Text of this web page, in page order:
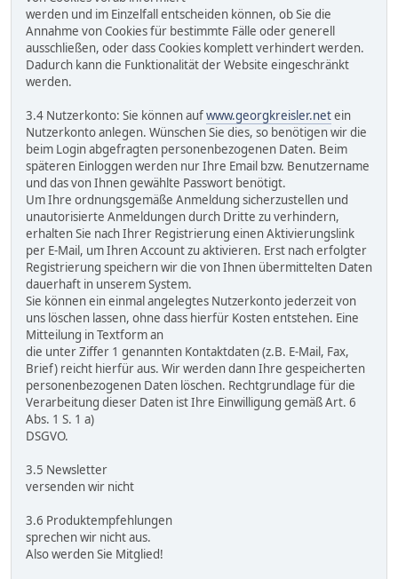
werden und im Einzelfall entscheiden können, ob Sie die
Annahme von Cookies für bestimmte Fälle oder generell
ausschließen, oder dass Cookies komplett verhindert werden.
Dadurch kann die Funktionalität der Website eingeschränkt
werden.
3.4 Nutzerkonto: Sie können aufwww.georgkreisler.netein
Nutzerkonto anlegen. Wünschen Sie dies, so benötigen wir die
beim Login abgefragten personenbezogenen Daten. Beim
späteren Einloggen werden nur Ihre Email bzw. Benutzername
und das von Ihnen gewählte Passwort benötigt.
Um Ihre ordnungsgemäße Anmeldung sicherzustellen und
unautorisierte Anmeldungen durch Dritte zu verhindern,
erhalten Sie nach Ihrer Registrierung einen Aktivierungslink
per E-Mail, um Ihren Account zu aktivieren. Erst nach erfolgter
Registrierung speichern wir die von Ihnen übermittelten Daten
dauerhaft in unserem System.
Sie können ein einmal angelegtes Nutzerkonto jederzeit von
uns löschen lassen, ohne dass hierfür Kosten entstehen. Eine
Mitteilung in Textform an
die unter Ziffer 1 genannten Kontaktdaten (z.B. E-Mail, Fax,
Brief) reicht hierfür aus. Wir werden dann Ihre gespeicherten
personenbezogenen Daten löschen. Rechtgrundlage für die
Verarbeitung dieser Daten ist Ihre Einwilligung gemäß Art. 6
Abs. 1 S. 1 a)
DSGVO.
3.5 Newsletter
versenden wir nicht
3.6 Produktempfehlungen
sprechen wir nicht aus.
Also werden Sie Mitglied!